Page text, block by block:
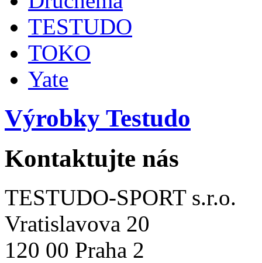
TESTUDO
TOKO
Yate
Výrobky Testudo
Kontaktujte nás
TESTUDO-SPORT s.r.o.
Vratislavova 20
120 00 Praha 2